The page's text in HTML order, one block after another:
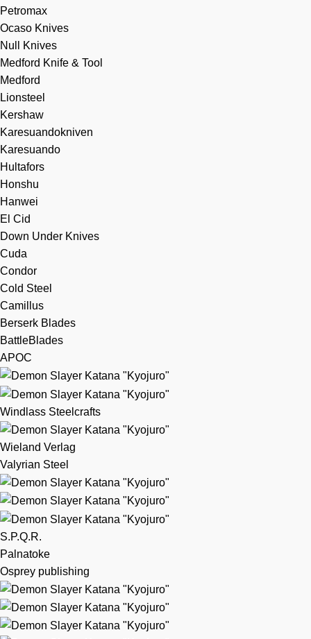
Petromax
Ocaso Knives
Null Knives
Medford Knife & Tool
Medford
Lionsteel
Kershaw
Karesuandokniven
Karesuando
Hultafors
Honshu
Hanwei
El Cid
Down Under Knives
Cuda
Condor
Cold Steel
Camillus
Berserk Blades
BattleBlades
APOC
Windlass Steelcrafts
Wieland Verlag
Valyrian Steel
S.P.Q.R.
Palnatoke
Osprey publishing